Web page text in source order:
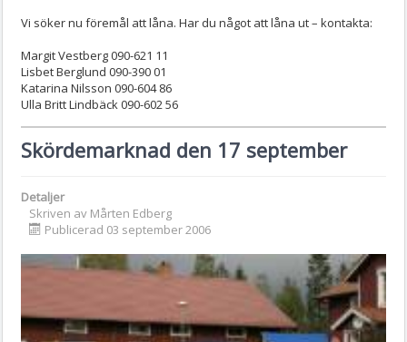
Vi söker nu föremål att låna. Har du något att låna ut – kontakta:
Margit Vestberg 090-621 11
Lisbet Berglund 090-390 01
Katarina Nilsson 090-604 86
Ulla Britt Lindbäck 090-602 56
Skördemarknad den 17 september
Detaljer
Skriven av Mårten Edberg
Publicerad 03 september 2006